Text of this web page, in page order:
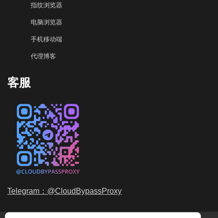
指纹浏览器
电脑浏览器
手机移动端
代理博客
客服
Telegram：@CloudBypassProxy